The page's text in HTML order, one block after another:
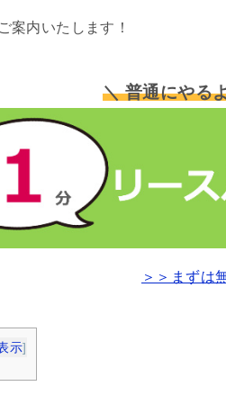
案内いたします！
＼ 普通にやる
＞＞まずは
示]